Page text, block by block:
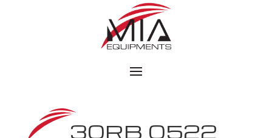
30RB 0522